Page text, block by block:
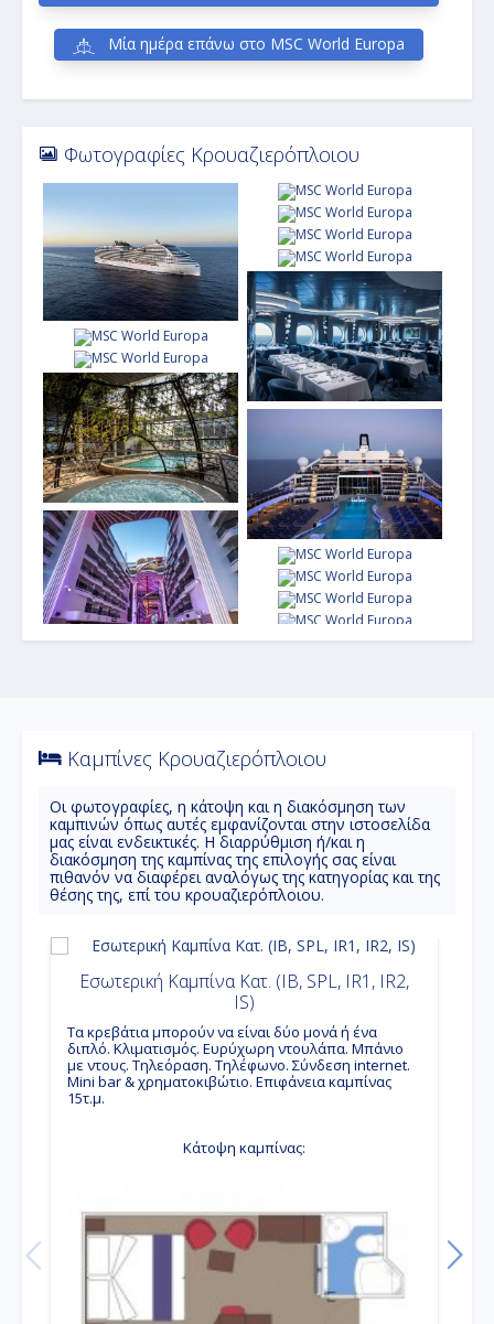
Μία ημέρα επάνω στο MSC World Europa
Φωτογραφίες Κρουαζιερόπλοιου
Καμπίνες Κρουαζιερόπλοιου
Oι φωτογραφίες, η κάτοψη και η διακόσμηση των
καμπινών όπως αυτές εμφανίζονται στην ιστοσελίδα
μας είναι ενδεικτικές. Η διαρρύθμιση ή/και η
διακόσμηση της καμπίνας της επιλογής σας είναι
πιθανόν να διαφέρει αναλόγως της κατηγορίας και της
θέσης της, επί του κρουαζιερόπλοιου.
Εσωτερική Καμπίνα Κατ. (IB, SPL, IR1, IR2,
IS)
Tα κρεβάτια μπορούν να είναι δύο μονά ή ένα
διπλό. Κλιματισμός. Ευρύχωρη ντουλάπα. Μπάνιο
με ντους. Τηλεόραση. Τηλέφωνο. Σύνδεση internet.
Mini bar & χρηματοκιβώτιο. Επιφάνεια καμπίνας
15τ.μ.
Κάτοψη καμπίνας: